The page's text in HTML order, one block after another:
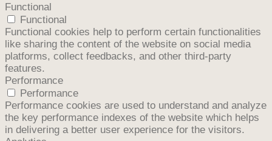
Functional
Functional
Functional cookies help to perform certain functionalities
like sharing the content of the website on social media
platforms, collect feedbacks, and other third-party
features.
Performance
Performance
Performance cookies are used to understand and analyze
the key performance indexes of the website which helps
in delivering a better user experience for the visitors.